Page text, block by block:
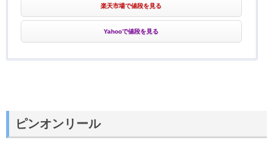
楽天市場で値段を見る
Yahooで値段を見る
ピンオンリール